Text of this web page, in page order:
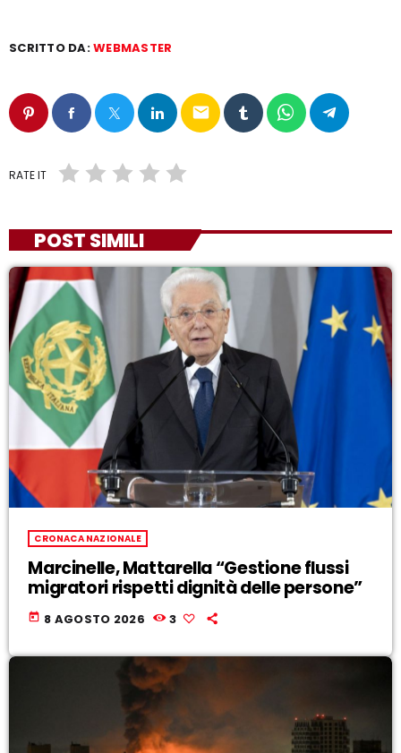
SCRITTO DA:WEBMASTER
email
RATE IT
POST SIMILI
CRONACA NAZIONALE
Marcinelle, Mattarella “Gestione flussi
migratori rispetti dignità delle persone”
today 8 AGOSTO 2026 3